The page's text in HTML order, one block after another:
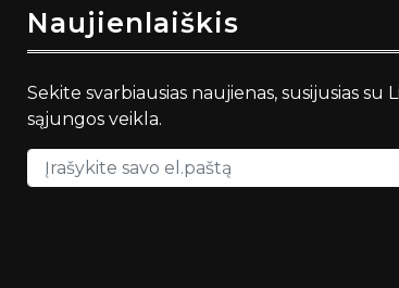
Naujienlaiškis
Sekite svarbiausias naujienas, susijusias
sąjungos veikla.